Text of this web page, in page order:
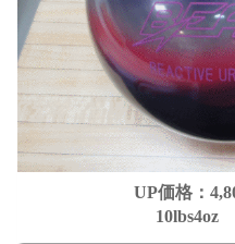
UP価格：
10lbs4oz